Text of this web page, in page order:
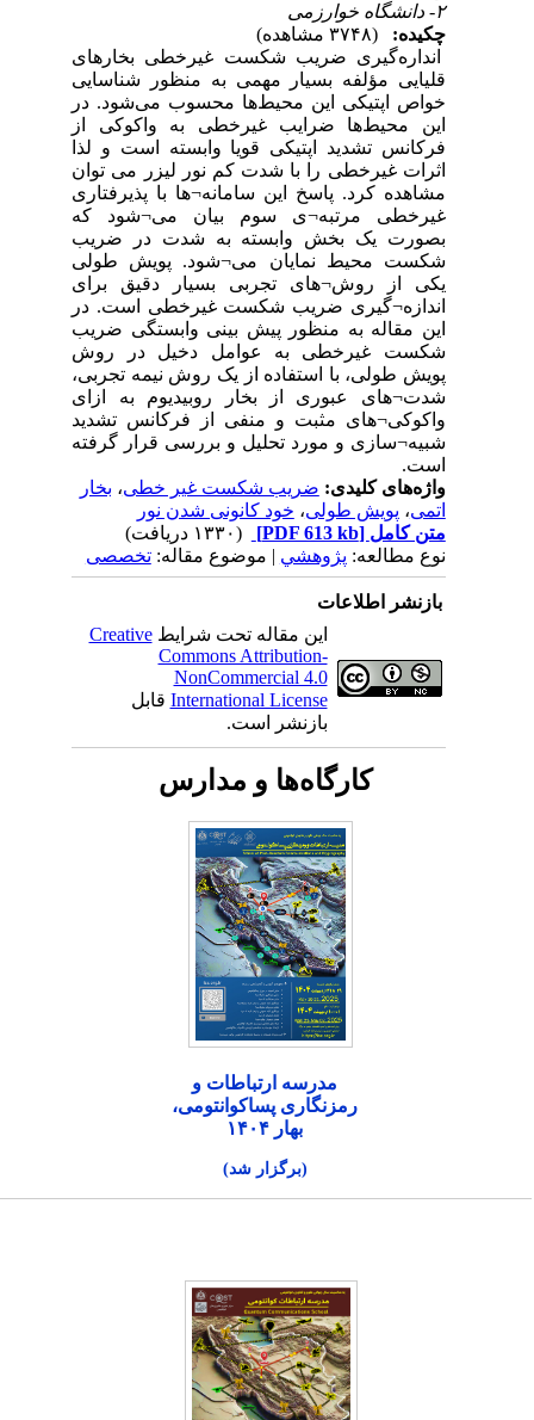
چکیده:
انداره‌گیری ضریب شکست غیرخطی بخارهای
قلیایی مؤلفه بسیار مهمی به منظور شناسایی
خواص اپتیکی این محیط‌ها محسوب می‌شود. در
این محیط‌ها ضرایب غیرخطی به واکوکی از
فرکانس تشدید اپتیکی قویا وابسته است و لذا
اثرات غیرخطی را با شدت کم نور لیزر می توان
مشاهده کرد. پاسخ این سامانه¬ها با پذیرفتاری
غیرخطی مرتبه¬ی سوم بیان می¬شود که
بصورت یک بخش وابسته به شدت در ضریب
شکست محیط نمایان می¬شود. پویش طولی
یکی از روش¬های تجربی بسیار دقیق برای
اندازه¬گیری ضریب شکست غیرخطی است. در
این مقاله به منظور پیش بینی وابستگی ضریب
شکست غیرخطی به عوامل دخیل در روش
پویش طولی، با استفاده از یک روش نیمه تجربی،
شدت¬های عبوری از بخار روبیدیوم به ازای
واکوکی¬های مثبت و منفی از فرکانس تشدید
شبیه¬سازی و مورد تحلیل و بررسی قرار گرفته
است.
واژه‌های کلیدی:ضریب شکست غیر خطی،بخار
اتمی،پویش طولی،خود کانونی شدن نور
متن کامل[PDF 613 kb]
نوع مطالعه:پژوهشي| موضوع مقاله:تخصصی
بازنشر اطلاعات
این مقاله تحت شرایطCreative
Commons Attribution-
NonCommercial 4.0
International Licenseقابل
بازنشر است.
کارگاه‌ها و مدارس
مدرسه ارتباطات و
رمزنگاری پساکوانتومی،
بهار ۱۴۰۴
(برگزار شد)